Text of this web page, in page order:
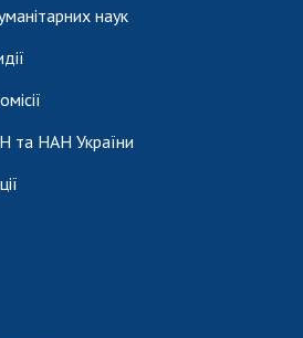
наук
та НАН України